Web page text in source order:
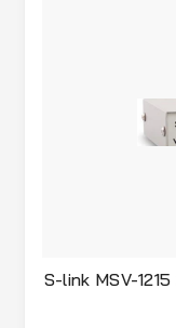
S-link MSV-